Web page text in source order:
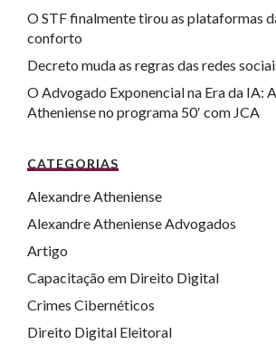
O STF finalmente tirou as plataformas
conforto
Decreto muda as regras das redes
O Advogado Exponencial na Era da IA:
Atheniense no programa 50′ com JCA
CATEGORIAS
Alexandre Atheniense
Alexandre Atheniense Advogados
Artigo
Capacitação em Direito Digital
Crimes Cibernéticos
Direito Digital Eleitoral